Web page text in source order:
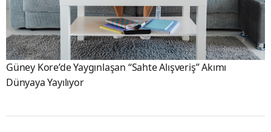
Güney Kore’de Yaygınlaşan “Sahte Alışveriş” Akımı
Dünyaya Yayılıyor